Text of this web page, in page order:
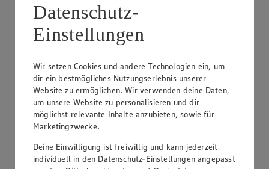
Datenschutz-
Einstellungen
Wir setzen Cookies und andere Technologien ein, um
dir ein bestmögliches Nutzungserlebnis unserer
Website zu ermöglichen. Wir verwenden deine Daten,
um unsere Website zu personalisieren und dir
möglichst relevante Inhalte anzubieten, sowie für
Marketingzwecke.
Deine Einwilligung ist freiwillig und kann jederzeit
individuell in den Datenschutz-Einstellungen angepasst